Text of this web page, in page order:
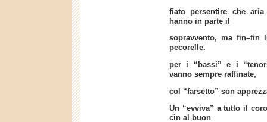
fiato persentire che
hanno in parte il
sopravvento, ma
pecorelle.
per i “bassi” e i
vanno sempre raffinate,
col “farsetto” son
Un “evviva” a tutto il
cin al buon